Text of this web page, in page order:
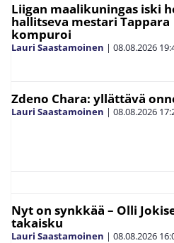
Liigan maalikuningas iski
hallitseva mestari Tappara
kompuroi
Lauri Saastamoinen | 08.08.2026
Zdeno Chara: yllättävä
Lauri Saastamoinen | 08.08.2026
Nyt on synkkää – Olli
takaisku
Lauri Saastamoinen | 08.08.2026